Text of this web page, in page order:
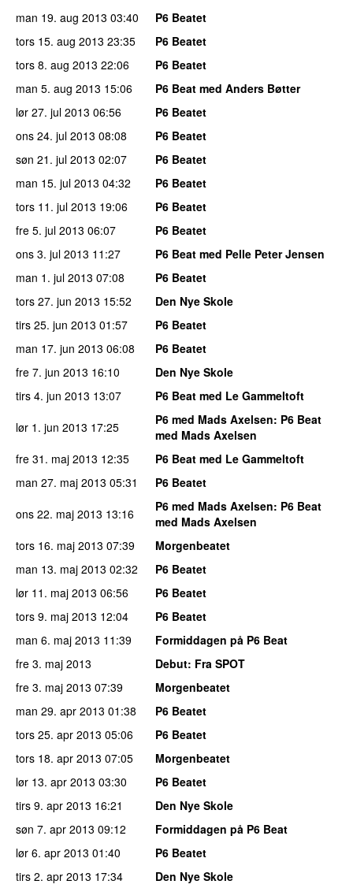
man 19. aug 2013 03:40
P6 Beatet
tors 15. aug 2013 23:35
P6 Beatet
tors 8. aug 2013 22:06
P6 Beatet
man 5. aug 2013 15:06
P6 Beat med Anders Bøtter
lør 27. jul 2013 06:56
P6 Beatet
ons 24. jul 2013 08:08
P6 Beatet
søn 21. jul 2013 02:07
P6 Beatet
man 15. jul 2013 04:32
P6 Beatet
tors 11. jul 2013 19:06
P6 Beatet
fre 5. jul 2013 06:07
P6 Beatet
ons 3. jul 2013 11:27
P6 Beat med Pelle Peter Jensen
man 1. jul 2013 07:08
P6 Beatet
tors 27. jun 2013 15:52
Den Nye Skole
tirs 25. jun 2013 01:57
P6 Beatet
man 17. jun 2013 06:08
P6 Beatet
fre 7. jun 2013 16:10
Den Nye Skole
tirs 4. jun 2013 13:07
P6 Beat med Le Gammeltoft
lør 1. jun 2013 17:25 P6 med Mads Axelsen: P6 Beat
med Mads Axelsen
fre 31. maj 2013 12:35
P6 Beat med Le Gammeltoft
man 27. maj 2013 05:31
P6 Beatet
ons 22. maj 2013 13:16 P6 med Mads Axelsen: P6 Beat
med Mads Axelsen
tors 16. maj 2013 07:39
Morgenbeatet
man 13. maj 2013 02:32
P6 Beatet
lør 11. maj 2013 06:56
P6 Beatet
tors 9. maj 2013 12:04
P6 Beatet
man 6. maj 2013 11:39
Formiddagen på P6 Beat
fre 3. maj 2013
Debut: Fra SPOT
fre 3. maj 2013 07:39
Morgenbeatet
man 29. apr 2013 01:38
P6 Beatet
tors 25. apr 2013 05:06
P6 Beatet
tors 18. apr 2013 07:05
Morgenbeatet
lør 13. apr 2013 03:30
P6 Beatet
tirs 9. apr 2013 16:21
Den Nye Skole
søn 7. apr 2013 09:12
Formiddagen på P6 Beat
lør 6. apr 2013 01:40
P6 Beatet
tirs 2. apr 2013 17:34
Den Nye Skole